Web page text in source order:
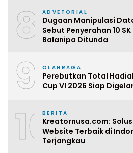
8 ADVETORIAL
Dugaan Manipulasi
Sebut Penyerahan 10
Balanipa Ditunda
9 OLAHRAGA
Perebutkan Total
Cup VI 2026 Siap
10BERITA
Kreatornusa.com:
Website Terbaik di
Terjangkau